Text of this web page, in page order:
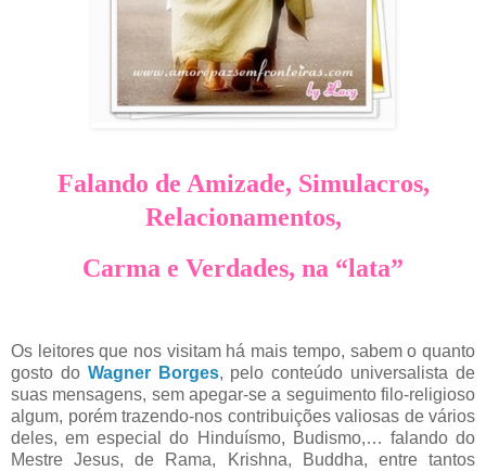
Falando de Amizade, Simulacros,
Relacionamentos,
Carma e Verdades, na “lata”
Os leitores que nos visitam há mais tempo, sabem o quanto
gosto do Wagner Borges, pelo conteúdo universalista de
suas mensagens, sem apegar-se a seguimento filo-religioso
algum, porém trazendo-nos contribuições valiosas de vários
deles, em especial do Hinduísmo, Budismo,… falando do
Mestre Jesus, de Rama, Krishna, Buddha, entre tantos